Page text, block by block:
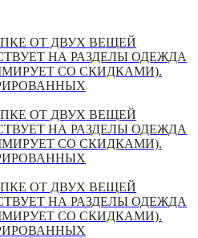
ОТ ДВУХ ВЕЩЕЙ
НА РАЗДЕЛЫ ОДЕЖДА
СО СКИДКАМИ).
ОТ ДВУХ ВЕЩЕЙ
НА РАЗДЕЛЫ ОДЕЖДА
СО СКИДКАМИ).
ОТ ДВУХ ВЕЩЕЙ
НА РАЗДЕЛЫ ОДЕЖДА
СО СКИДКАМИ).